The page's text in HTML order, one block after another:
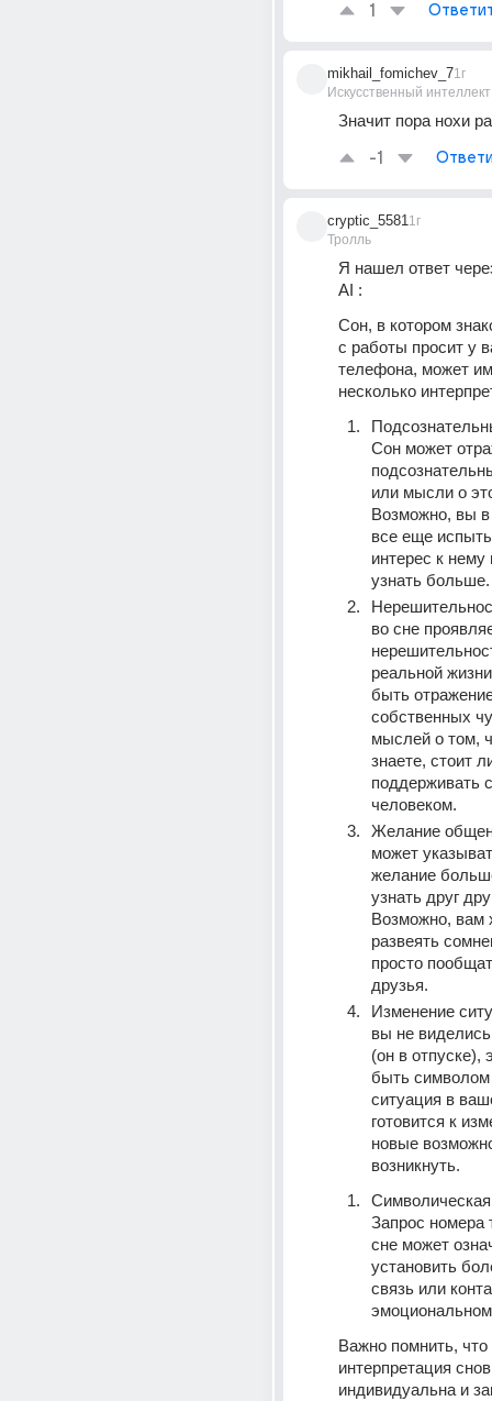
1
mikhail_fomichev_7
Искусственный интеллект
1г
Значит пора нохи
-1
cryptic_5581
Тролль
1г
Я нашел ответ
AI :
Сон, в котором
с работы просит у
телефона, может
несколько
Сон может
или мысли о
Возможно, вы
все еще
интерес к нему
узнать больше.
во сне
реальной
быть
собственных
мыслей о том,
знаете, стоит
поддерживать
человеком.
Желание
может
желание
узнать друг
Возможно, вам
развеять
просто
друзья.
Изменение
вы не
(он в отпуске),
быть символом
ситуация в
готовится к
новые
возникнуть.
Запрос номера
сне может
установить
связь или
Важно помнить, что
интерпретация
индивидуальна и